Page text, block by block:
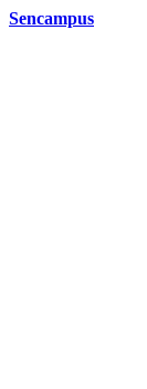
Sencampus